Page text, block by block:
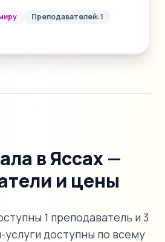
Преподавателей: 1
в Яссах —
и цены
1 преподаватель и 3
доступны по всему